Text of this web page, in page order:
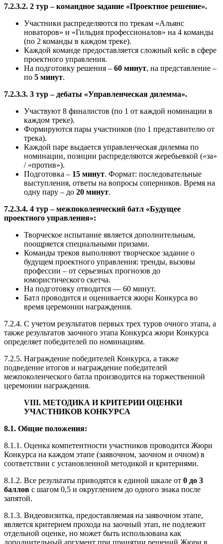
7.2.3.2. 2 тур – командное задание «Проектное решение».
Участники распределяются по трекам «Альянс
новаторов» и «Гильдия профессионалов» на 4 команды
(по 2 команды в каждом треке).
Каждой команде предоставляется сложный кейс в сфере
проектного управления.
На подготовку решения – 60 минут, на представление –
по 5 минут.
7.2.3.3. 3 тур – дебаты «Управленческая дилемма».
Участвуют 8 финалистов (по 1 от каждой номинации в
каждом треке).
Формируются пары участников (по 1 представителю от
трека).
Каждой паре выдается управленческая дилемма по
номинации, позиции распределяются жеребьевкой («за»
/ «против»).
Подготовка – 15 минут. Формат: последовательные
выступления, ответы на вопросы соперников. Время на
одну пару – до 20 минут.
7.2.3.4. 4 тур – межпоколенческий батл «Будущее
проектного управления»:
Творческое испытание является дополнительным,
поощряется специальными призами.
Команды треков выполняют творческое задание о
будущем проектного управления: тренды, вызовы
профессии – от серьезных прогнозов до
юмористического скетча.
На подготовку отводится — 60 минут.
Батл проводится и оценивается жюри Конкурса во
время церемонии награждения.
7.2.4. С учетом результатов первых трех туров очного этапа, а
также результатов заочного этапа Конкурса жюри Конкурса
определяет победителей по номинациям.
7.2.5. Награждение победителей Конкурса, а также
подведение итогов и награждение победителей
межпоколенческого батла производится на торжественной
церемонии награждения.
VIII. МЕТОДИКА И КРИТЕРИИ ОЦЕНКИ
УЧАСТНИКОВ КОНКУРСА
8.1. Общие положения:
8.1.1. Оценка компетентности участников проводится Жюри
Конкурса на каждом этапе (заявочном, заочном и очном) в
соответствии с установленной методикой и критериями.
8.1.2. Все результаты приводятся к единой шкале от 0 до 3
баллов с шагом 0,5 и округлением до одного знака после
запятой.
8.1.3. Видеовизитка, предоставляемая на заявочном этапе,
является критерием прохода на заочный этап, не подлежит
отдельной оценке, но может быть использована как
дополнительный аргумент при принятии решений Жюри в